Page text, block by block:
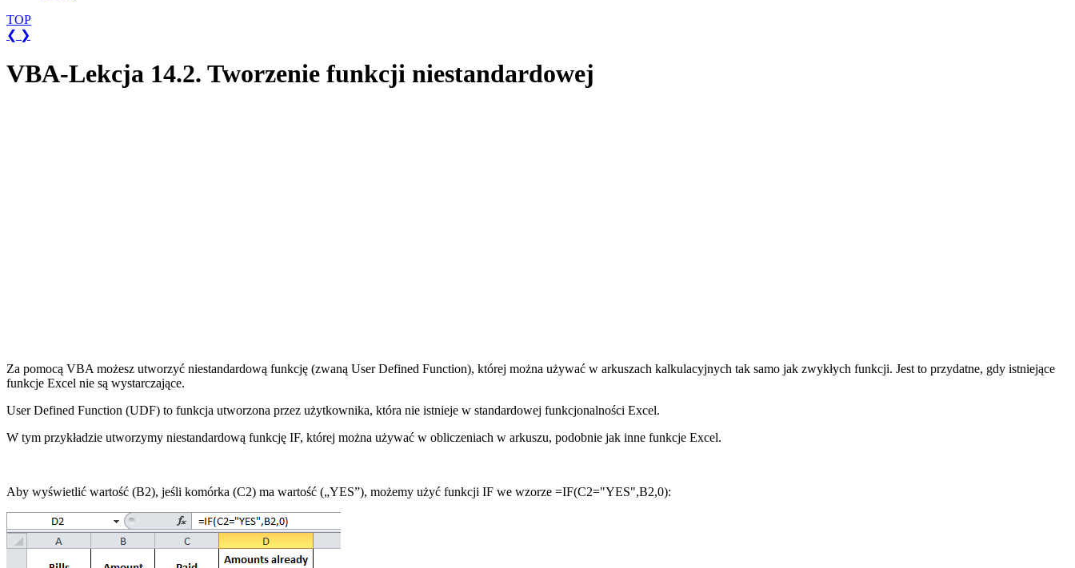
TOP
❮ ❯
VBA-Lekcja 14.2. Tworzenie funkcji niestandardowej
Za pomocą VBA możesz utworzyć niestandardową funkcję (zwaną User Defined Function), której można używać w arkuszach kalkulacyjnych tak samo jak zwykłych funkcji. Jest to przydatne, gdy istniejące
funkcje Excel nie są wystarczające.
User Defined Function (UDF) to funkcja utworzona przez użytkownika, która nie istnieje w standardowej funkcjonalności Excel.
W tym przykładzie utworzymy niestandardową funkcję IF, której można używać w obliczeniach w arkuszu, podobnie jak inne funkcje Excel.
Aby wyświetlić wartość (B2), jeśli komórka (C2) ma wartość („YES”), możemy użyć funkcji IF we wzorze =IF(C2="YES",B2,0):